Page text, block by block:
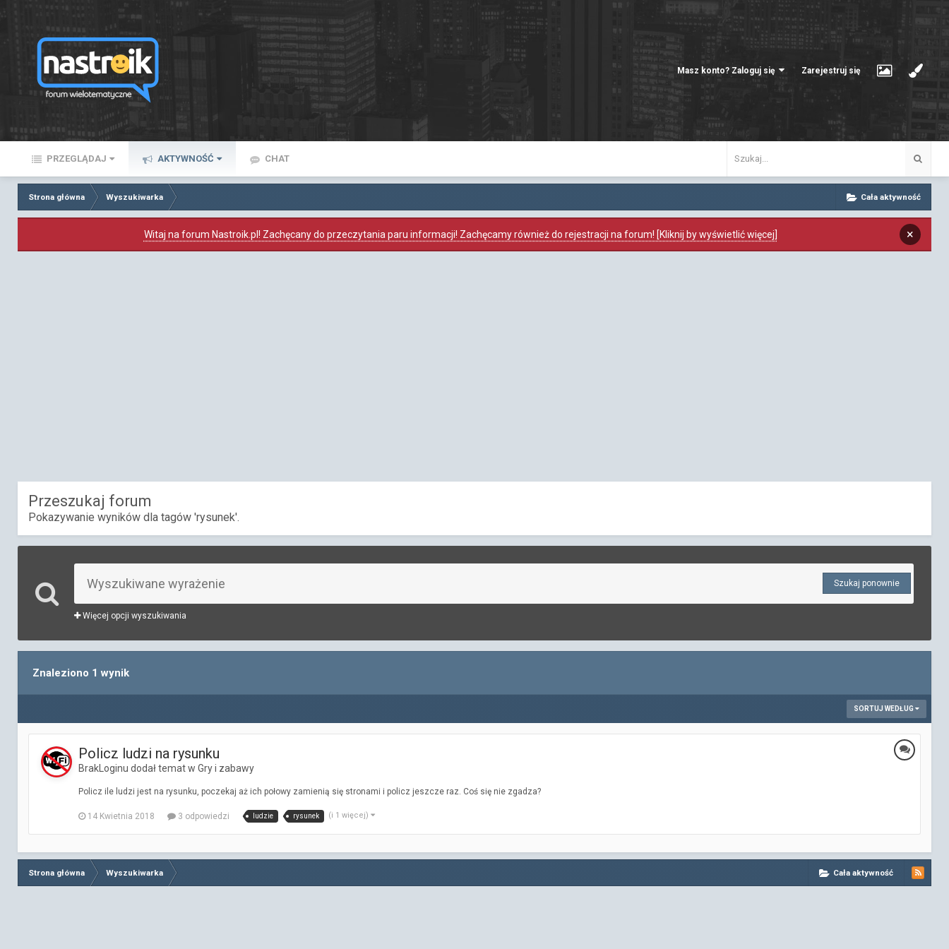
Masz konto? Zaloguj się Zarejestruj się
PRZEGLĄDAJ AKTYWNOŚĆ CHAT
Cała aktywność
Strona główna Wyszukiwarka
Witaj na forum Nastroik.pl! Zachęcany do przeczytania paru informacji! Zachęcamy również do rejestracji na forum! [Kliknij by wyświetlić więcej] ×
Przeszukaj forum
Pokazywanie wyników dla tagów 'rysunek'.
Szukaj ponownie
Więcej opcji wyszukiwania
Znaleziono 1 wynik
SORTUJ WEDŁUG
Policz ludzi na rysunku
BrakLoginu dodał temat w Gry i zabawy
Policz ile ludzi jest na rysunku, poczekaj aż ich połowy zamienią się stronami i policz jeszcze raz. Coś się nie zgadza?
14 Kwietnia 2018 3 odpowiedzi ludzie rysunek (i 1 więcej)
Cała aktywność
Strona główna Wyszukiwarka